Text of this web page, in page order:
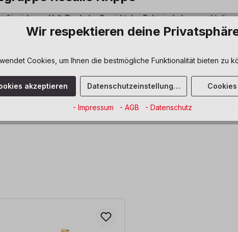
sicheren Halt. Das hohe Gewicht des Robinienholzes macht
naturbelassen
Wir respektieren deine
Cookies, um Ihnen die bestmögliche Funktionalität bieten zu
akzeptieren Datenschutzeinstellungen
- Impressum - AGB - Datenschutz